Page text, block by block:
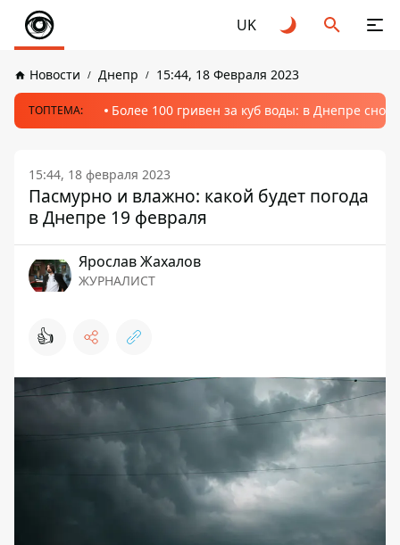
UK
Новости Днепр 15:44, 18 Февраля 2023
ТОПТЕМА: Более 100 гривен за куб воды: в Днепре
15:44, 18 февраля 2023
Пасмурно и влажно: какой будет погода
в Днепре 19 февраля
Ярослав Жахалов
ЖУРНАЛИСТ
👍